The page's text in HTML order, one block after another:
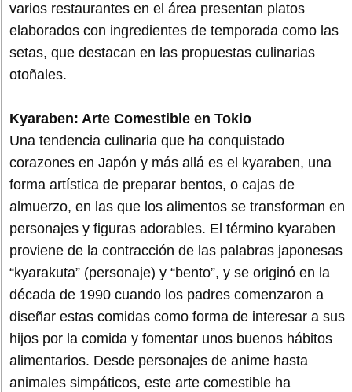
varios restaurantes en el área presentan platos
elaborados con ingredientes de temporada como las
setas, que destacan en las propuestas culinarias
otoñales.
Kyaraben: Arte Comestible en Tokio
Una tendencia culinaria que ha conquistado
corazones en Japón y más allá es el kyaraben, una
forma artística de preparar bentos, o cajas de
almuerzo, en las que los alimentos se transforman en
personajes y figuras adorables. El término kyaraben
proviene de la contracción de las palabras japonesas
“kyarakuta” (personaje) y “bento”, y se originó en la
década de 1990 cuando los padres comenzaron a
diseñar estas comidas como forma de interesar a sus
hijos por la comida y fomentar unos buenos hábitos
alimentarios. Desde personajes de anime hasta
animales simpáticos, este arte comestible ha